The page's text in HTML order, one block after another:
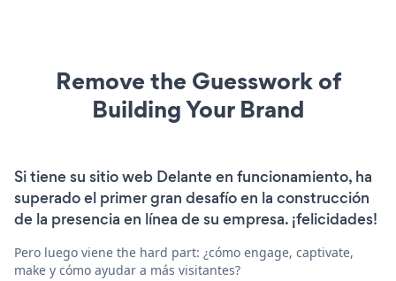
Remove the Guesswork of
Building Your Brand
Si tiene su sitio web Delante en funcionamiento, ha
superado el primer gran desafío en la construcción
de la presencia en línea de su empresa. ¡felicidades!
Pero luego viene the hard part: ¿cómo engage, captivate,
make y cómo ayudar a más visitantes?